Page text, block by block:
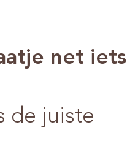
net iets
de juiste